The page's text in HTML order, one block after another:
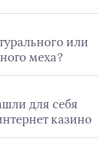
или
меха?
для себя
казино